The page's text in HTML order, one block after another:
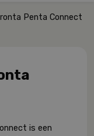
Penta Connect
is een